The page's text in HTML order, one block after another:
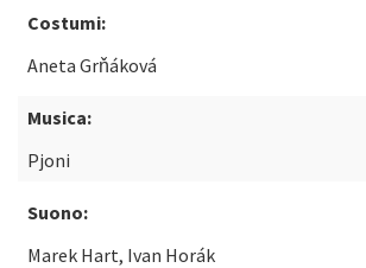
Costumi:
Aneta Grňáková
Musica:
Pjoni
Suono:
Marek Hart, Ivan Horák